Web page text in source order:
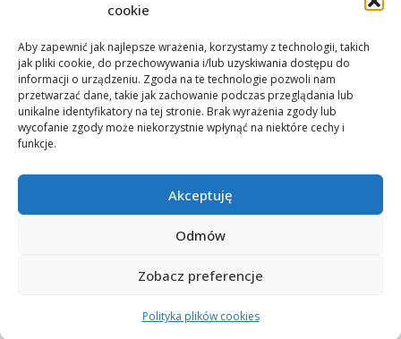
cookie
Aby zapewnić jak najlepsze wrażenia, korzystamy z technologii, takich
jak pliki cookie, do przechowywania i/lub uzyskiwania dostępu do
informacji o urządzeniu. Zgoda na te technologie pozwoli nam
przetwarzać dane, takie jak zachowanie podczas przeglądania lub
unikalne identyfikatory na tej stronie. Brak wyrażenia zgody lub
wycofanie zgody może niekorzystnie wpłynąć na niektóre cechy i
funkcje.
Akceptuję
Odmów
Zobacz preferencje
Polityka plików cookies
Nieruchomości O Nas Jak kupić Okolica